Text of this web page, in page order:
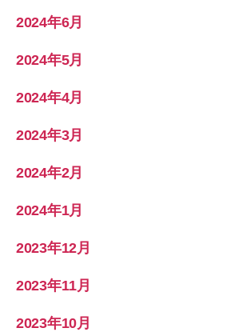
2024年6月
2024年5月
2024年4月
2024年3月
2024年2月
2024年1月
2023年12月
2023年11月
2023年10月